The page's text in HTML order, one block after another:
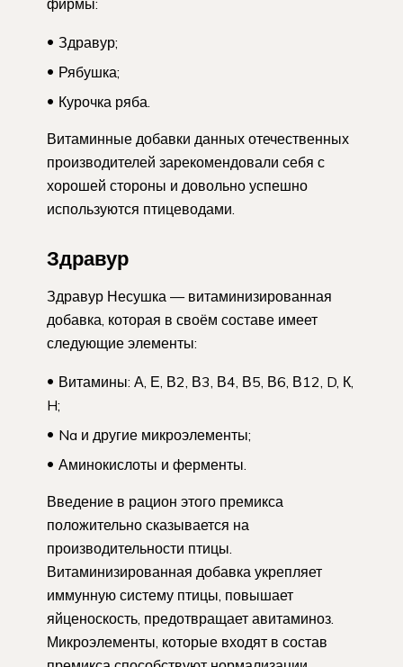
Здравур;
Рябушка;
Курочка ряба.
Витаминные добавки данных отечественных
производителей зарекомендовали себя с
хорошей стороны и довольно успешно
используются птицеводами.
Здравур
Здравур Несушка — витаминизированная
добавка, которая в своём составе имеет
следующие элементы:
Витамины: А, Е, В2, В3, В4, В5, В6, В12, D, К,
H;
Na и другие микроэлементы;
Аминокислоты и ферменты.
Введение в рацион этого премикса
положительно сказывается на
производительности птицы.
Витаминизированная добавка укрепляет
иммунную систему птицы, повышает
яйценоскость, предотвращает авитаминоз.
Микроэлементы, которые входят в состав